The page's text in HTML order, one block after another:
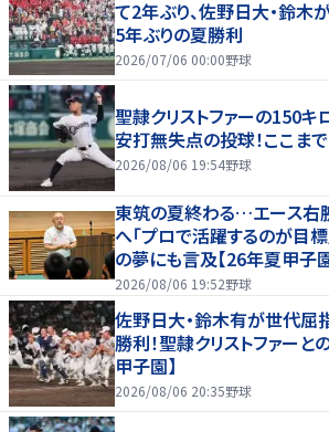
て2年ぶり、佐野日大・鈴
5年ぶりの夏勝利
2026/07/06 00:00野球
聖隷クリストファーの150
安打無失点の投球！ここま
2026/08/06 19:54野球
東筑の夏終わる…エース右
へ「プロで活躍するのが目標
の夢にも言及【26年夏甲子
2026/08/06 19:52野球
佐野日大・鈴木有が世代
勝利！聖隷クリストファーと
甲子園】
2026/08/06 20:35野球